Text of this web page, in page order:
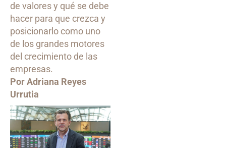
de valores y qué se debe
hacer para que crezca y
posicionarlo como uno
de los grandes motores
del crecimiento de las
empresas.
Por Adriana Reyes
Urrutia